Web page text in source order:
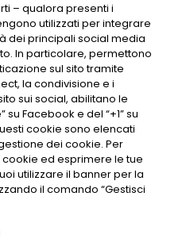
– qualora presenti i
utilizzati per integrare
dei principali social media
In particolare, permettono
sul sito tramite
la condivisione e i
sui social, abilitano le
Facebook e del “+1” su
cookie sono elencati
dei cookie. Per
ed esprimere le tue
utilizzare il banner per la
il comando “Gestisci